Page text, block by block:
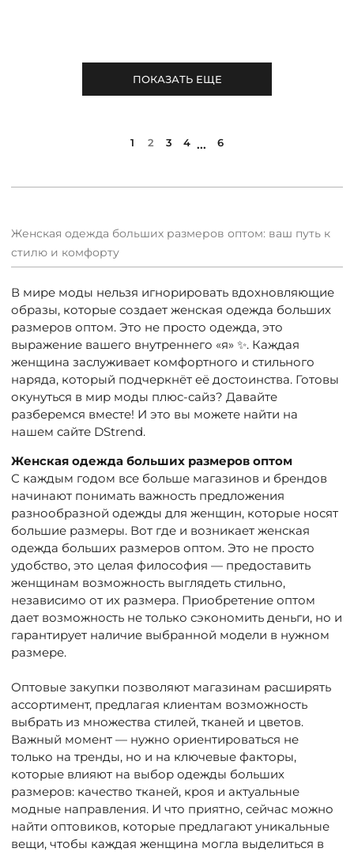
ПОКАЗАТЬ ЕЩЕ
1 2 3 4 ... 6
Женская одежда больших размеров оптом: ваш путь к
стилю и комфорту
В мире моды нельзя игнорировать вдохновляющие
образы, которые создает женская одежда больших
размеров оптом. Это не просто одежда, это
выражение вашего внутреннего «я» ✨. Каждая
женщина заслуживает комфортного и стильного
наряда, который подчеркнёт её достоинства. Готовы
окунуться в мир моды плюс-сайз? Давайте
разберемся вместе! И это вы можете найти на
нашем сайте DStrend.
Женская одежда больших размеров оптом
С каждым годом все больше магазинов и брендов
начинают понимать важность предложения
разнообразной одежды для женщин, которые носят
большие размеры. Вот где и возникает женская
одежда больших размеров оптом. Это не просто
удобство, это целая философия — предоставить
женщинам возможность выглядеть стильно,
независимо от их размера. Приобретение оптом
дает возможность не только сэкономить деньги, но и
гарантирует наличие выбранной модели в нужном
размере.
Оптовые закупки позволяют магазинам расширять
ассортимент, предлагая клиентам возможность
выбрать из множества стилей, тканей и цветов.
Важный момент — нужно ориентироваться не
только на тренды, но и на ключевые факторы,
которые влияют на выбор одежды больших
размеров: качество тканей, кроя и актуальные
модные направления. И что приятно, сейчас можно
найти оптовиков, которые предлагают уникальные
вещи, чтобы каждая женщина могла выделиться в